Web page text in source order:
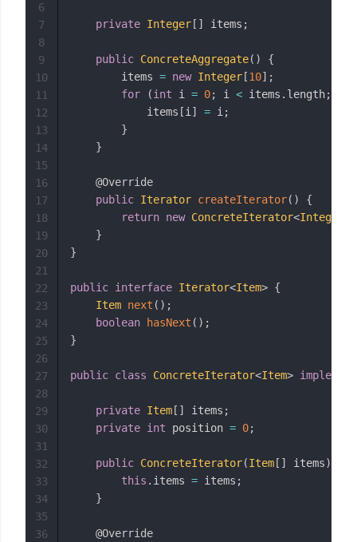
private Integer [ ] items ;
public ConcreteAggregate( )
{
        items
= new Integer [10] ;
for
(int i = 0; i < items . length;
            items
[i] = i;
}
}
@Override
public Iterator createIterator( )
{
return new ConcreteIterator<Integer
}
}
public interface Iterator<Item> {
Item next ( ) ;
boolean
hasNext ( ) ;
}
public class ConcreteIterator<Item>
private Item [ ] items ;
private int position = 0;
public ConcreteIterator(Item [ ] items)
this . items = items ;
}
@Override
6
7
8
9
10
11
12
13
14
15
16
17
18
19
20
21
22
23
24
25
26
27
28
29
30
31
32
33
34
35
36